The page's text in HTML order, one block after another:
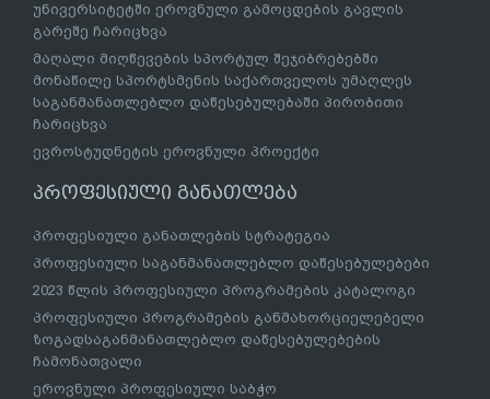
უნივერსიტეტში ეროვნული გამოცდების გავლის
გარეშე ჩარიცხვა
მაღალი მიღწევების სპორტულ შეჯიბრებებში
მონაწილე სპორტსმენის საქართველოს უმაღლეს
საგანმანათლებლო დაწესებულებაში პირობითი
ჩარიცხვა
ევროსტუდნეტის ეროვნული პროექტი
პროფესიული განათლება
პროფესიული განათლების სტრატეგია
პროფესიული საგანმანათლებლო დაწესებულებები
2023 წლის პროფესიული პროგრამების კატალოგი
პროფესიული პროგრამების განმახორციელებელი
ზოგადსაგანმანათლებლო დაწესებულებების
ჩამონათვალი
ეროვნული პროფესიული საბჭო